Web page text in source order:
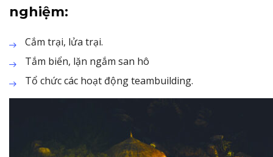
nghiệm:
Cắm trại, lửa trại.
Tắm biển, lặn ngắm san hô
Tổ chức các hoạt động teambuilding.